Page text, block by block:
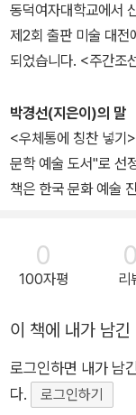
과 사색〉 월간지 전문위원. 홈페이지:https://
gungsun
동덕여자대학교에서
제2회 출판 미술 대전
되었습니다. <주간조
러한 경험이 그림책 작
처럼 해 봐요, 요렇게!
200여 권이 넘는 책
《왈왈이와 얄미》, 《
박경선(지은이)의 말
<우체통에 칭찬 넣기
문학 예술 도서"로 선정되었다. 이
책은 한국 문화 예술
2003년 7월에 나온
문학 예술 도서로 선
아이들의 이야기가,
에게 힘과 용기와 꿈
월 1일 알라딘에 보내
0
100자평
0
리
이 책에 내가 남긴
로그인하면 내가 남
다.
로그인하기